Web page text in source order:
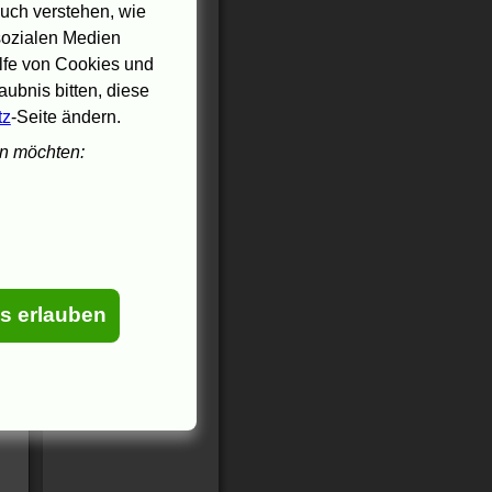
verstehen, wie
Medien
von Cookies und
bitten, diese
-Seite ändern.
möchten:
erlauben